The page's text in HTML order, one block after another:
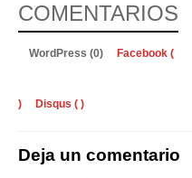
COMENTARIOS
WordPress (0) Facebook (
) Disqus ( )
Deja un comentario